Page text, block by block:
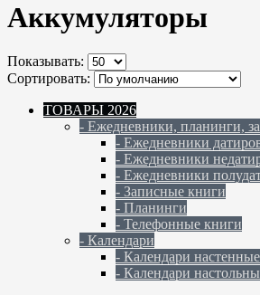
Аккумуляторы
Показывать:
Сортировать:
ТОВАРЫ 2026
- Ежедневники, планинги,
- Ежедневники
- Ежедневники
- Ежедневники
- Записные книги
- Планинги
- Телефонные книги
- Календари
- Календари настенные
- Календари